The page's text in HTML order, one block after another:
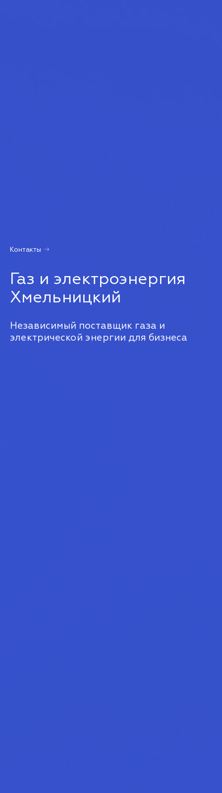
Контакты
Газ и электроэнергия
Хмельницкий
Независимый поставщик газа и
электрической энергии для бизнеса